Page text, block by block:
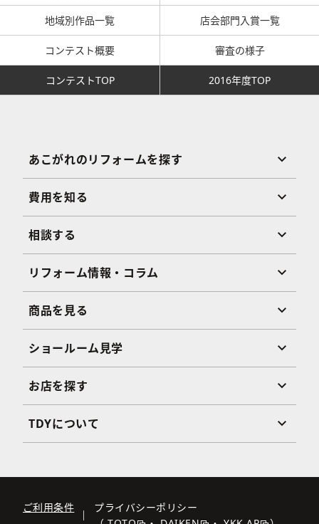
地域別作品一覧 店会部門入賞一覧
コンテスト概要 審査の様子
コンテストTOP 2016年度TOP
あこがれのリフォームを探す
費用を知る
相談する
リフォーム情報・コラム
商品を見る
ショールーム見学
お店を探す
TDYについて
ご利用条件
プライバシーポリシー